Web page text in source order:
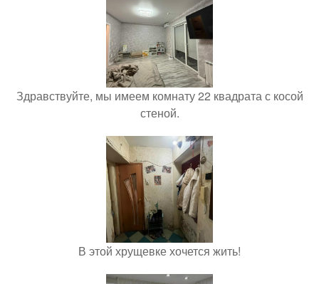
Здравствуйте, мы имеем комнату 22 квадрата с косой
стеной.
В этой хрущевке хочется жить!